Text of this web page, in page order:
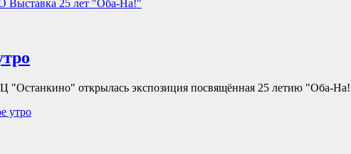
Выставка 25 лет "Оба-На!"
"Останкино" открылась экспозиция посвящённая 25 летию "Оба-
утро